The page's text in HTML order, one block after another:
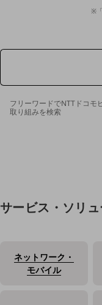
IOT完了済みメーカーブラ
料金TOP
モバイルサービス
端末の一元管理
※
フリーワードでNTTドコモ
取り組みを検索
サービス・ソリ
ネットワーク・
モバイル